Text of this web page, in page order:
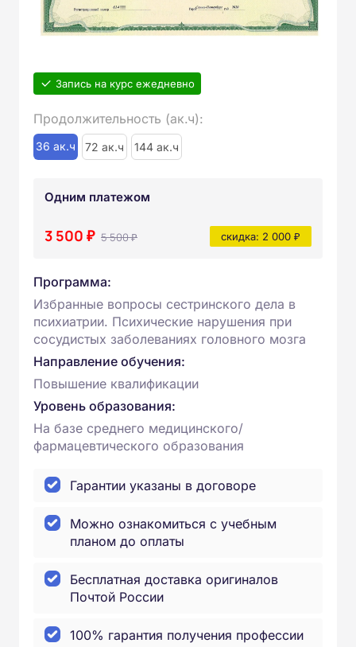
Запись на курс ежедневно
Продолжительность (ак.ч):
36 ак.ч 72 ак.ч 144 ак.ч
Одним платежом
3 500 ₽ 5 500 ₽ скидка: 2 000 ₽
Программа:
Избранные вопросы сестринского дела в
психиатрии. Психические нарушения при
сосудистых заболеваниях головного мозга
Направление обучения:
Повышение квалификации
Уровень образования:
На базе среднего медицинского/
фармацевтического образования
Гарантии указаны в договоре
Можно ознакомиться с учебным
планом до оплаты
Бесплатная доставка оригиналов
Почтой России
100% гарантия получения профессии